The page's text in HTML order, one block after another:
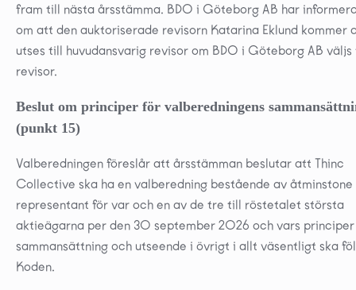
fram till nästa årsstämma. BDO i Göteborg AB har
om att den auktoriserade revisorn Katarina Eklund kommer
utses till huvudansvarig revisor om BDO i Göteborg AB
revisor.
Beslut om principer för valberedningens
(punkt 15)
Valberedningen föreslår att årsstämman beslutar att Thinc
Collective ska ha en valberedning bestående av åtminstone
representant för var och en av de tre till röstetalet största
aktieägarna per den 30 september 2026 och vars
sammansättning och utseende i övrigt i allt väsentligt ska
Koden.